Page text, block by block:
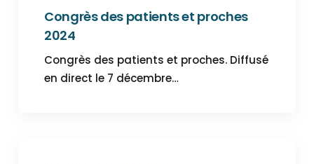
Congrès des patients et proches
2024
Congrès des patients et proches. Diffusé
en direct le 7 décembre…